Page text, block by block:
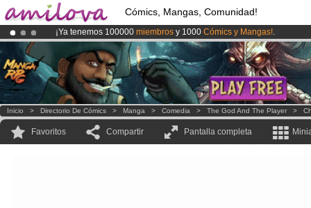
Cómics, Mangas, Comunidad!
¡Ya tenemos 100000 miembros y 1000 Cómics y Mangas!.
¡El Kickstarter Amilova está desormado lanzado!.
¡Conviertete en Premium por3.95 euros al mes!Hazte Premium ya
Inicio > Directorio De Cómics > Manga > Comedia > The God And The Player >
Favoritos Compartir Pantalla completa